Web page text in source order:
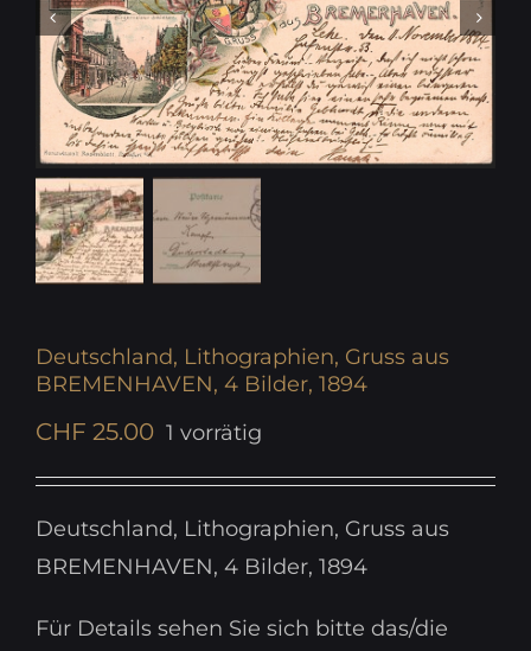
Deutschland, Lithographien, Gruss aus
BREMENHAVEN, 4 Bilder, 1894
CHF 25.00 1 vorrätig
Deutschland, Lithographien, Gruss aus
BREMENHAVEN, 4 Bilder, 1894
Für Details sehen Sie sich bitte das/die